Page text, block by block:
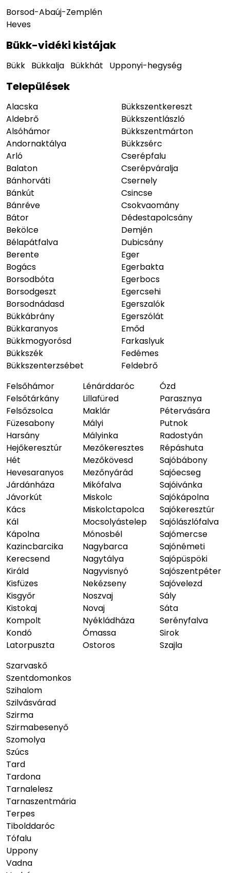
Borsod-Abaúj-Zemplén
Heves
Bükk-vidéki kistájak
Bükk Bükkalja Bükkhát Upponyi-hegység
Települések
Alacska
Aldebrő
Alsóhámor
Andornaktálya
Arló
Balaton
Bánhorváti
Bánkút
Bánréve
Bátor
Bekölce
Bélapátfalva
Berente
Bogács
Borsodbóta
Borsodgeszt
Borsodnádasd
Bükkábrány
Bükkaranyos
Bükkmogyorósd
Bükkszék
Bükkszenterzsébet
Bükkszentkereszt
Bükkszentlászló
Bükkszentmárton
Bükkzsérc
Cserépfalu
Cserépváralja
Csernely
Csincse
Csokvaomány
Dédestapolcsány
Demjén
Dubicsány
Eger
Egerbakta
Egerbocs
Egercsehi
Egerszalók
Egerszólát
Emőd
Farkaslyuk
Fedémes
Feldebrő
Felsőhámor
Felsőtárkány
Felsőzsolca
Füzesabony
Harsány
Hejőkeresztúr
Hét
Hevesaranyos
Járdánháza
Jávorkút
Kács
Kál
Kápolna
Kazincbarcika
Kerecsend
Királd
Kisfüzes
Kisgyőr
Kistokaj
Kompolt
Kondó
Latorpuszta
Lénárddaróc
Lillafüred
Maklár
Mályi
Mályinka
Mezőkeresztes
Mezőkövesd
Mezőnyárád
Mikófalva
Miskolc
Miskolctapolca
Mocsolyástelep
Mónosbél
Nagybarca
Nagytálya
Nagyvisnyó
Nekézseny
Noszvaj
Novaj
Nyékládháza
Ómassa
Ostoros
Ózd
Parasznya
Pétervására
Putnok
Radostyán
Répáshuta
Sajóbábony
Sajóecseg
Sajóivánka
Sajókápolna
Sajókeresztúr
Sajólászlófalva
Sajómercse
Sajónémeti
Sajópüspöki
Sajószentpéter
Sajóvelezd
Sály
Sáta
Serényfalva
Sirok
Szajla
Szarvaskő
Szentdomonkos
Szihalom
Szilvásvárad
Szirma
Szirmabesenyő
Szomolya
Szúcs
Tard
Tardona
Tarnalelesz
Tarnaszentmária
Terpes
Tibolddaróc
Tófalu
Uppony
Vadna